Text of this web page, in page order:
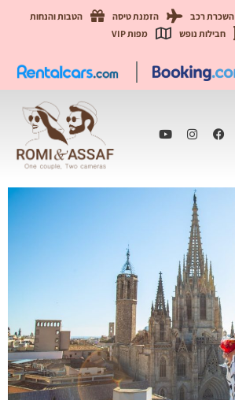
השכרת רכב הזמנת טיסה
הטבות והנחות
חבילות נופש
מפות VIP